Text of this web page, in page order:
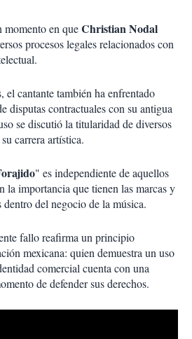
momento en queChristian Nodal
procesos legales relacionados con
el cantante también ha enfrentado
disputas contractuales con su antigua
se discutió la titularidad de diversos
carrera artística.
" es independiente de aquellos
la importancia que tienen las marcas y
del negocio de la música.
fallo reafirma un principio
mexicana: quien demuestra un uso
comercial cuenta con una
de defender sus derechos.